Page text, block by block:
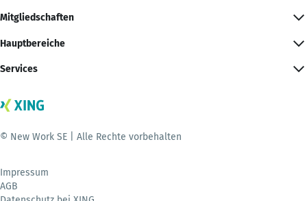
Mitgliedschaften
Hauptbereiche
Services
© New Work SE | Alle Rechte vorbehalten
Impressum
AGB